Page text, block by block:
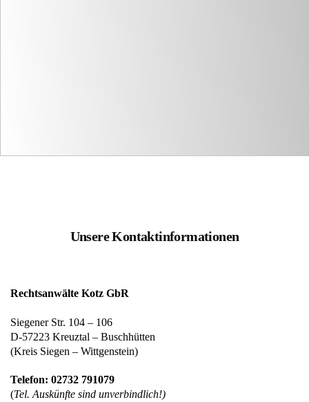
Unsere Kontaktinformationen
Rechtsanwälte Kotz GbR
Siegener Str. 104 – 106
D-57223 Kreuztal – Buschhütten
(Kreis Siegen – Wittgenstein)
Telefon: 02732 791079
(Tel. Auskünfte sind unverbindlich!)